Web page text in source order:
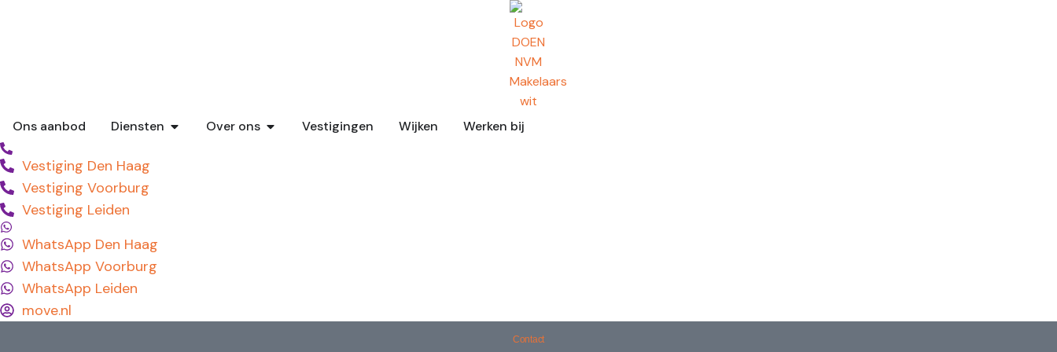
Ons aanbod Diensten Over ons Vestigingen Wijken Werken bij
Vestiging Den Haag
Vestiging Voorburg
Vestiging Leiden
WhatsApp Den Haag
WhatsApp Voorburg
WhatsApp Leiden
move.nl
Contact